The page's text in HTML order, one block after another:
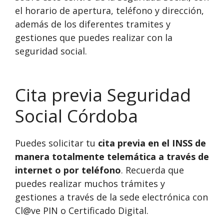
el horario de apertura, teléfono y dirección,
además de los diferentes tramites y
gestiones que puedes realizar con la
seguridad social.
Cita previa Seguridad
Social Córdoba
Puedes solicitar tu cita previa en el INSS de
manera totalmente telemática a través de
internet o por teléfono. Recuerda que
puedes realizar muchos trámites y
gestiones a través de la sede electrónica con
Cl@ve PIN o Certificado Digital.